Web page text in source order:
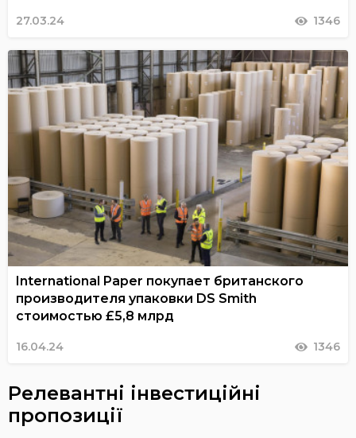
27.03.24 1346
International Paper покупает британского
производителя упаковки DS Smith
стоимостью £5,8 млрд
16.04.24 1346
Релевантні інвестиційні
пропозиції